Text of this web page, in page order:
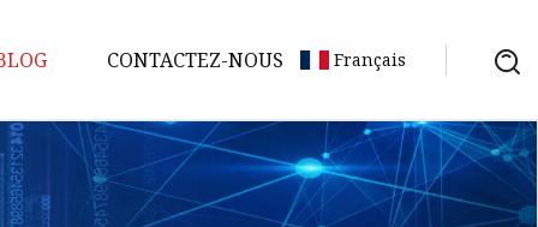
CONTACTEZ-NOUS Français